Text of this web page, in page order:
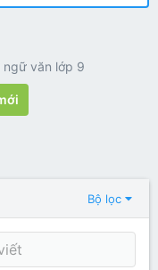
văn lớp 9
Bộ lọc